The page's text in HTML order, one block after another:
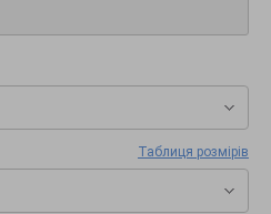
Таблиця розмірів